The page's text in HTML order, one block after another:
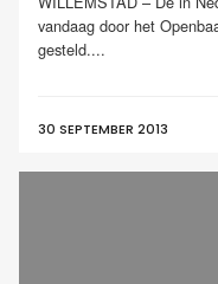
vandaag door het
gesteld....
30 SEPTEMBER 2013